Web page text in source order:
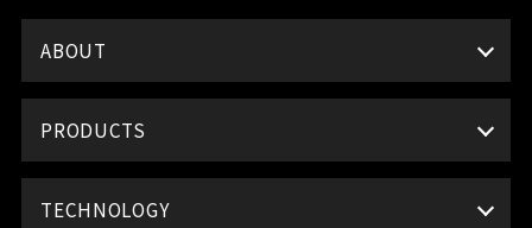
ABOUT
PRODUCTS
TECHNOLOGY